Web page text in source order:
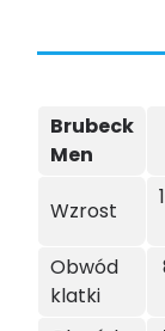
Brubeck
Men
Wzrost
Obwód
klatki